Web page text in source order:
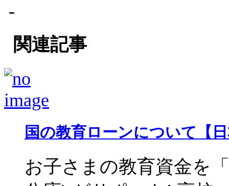
-
関連記事
国の教育ローンについて【
お子さまの教育資金を